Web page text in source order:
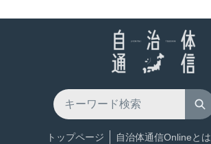
トップページ 自治体通信Onlineとは